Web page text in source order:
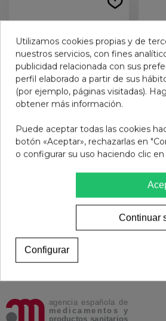
VENORUTON
OXERUTINAS 1 g 30
SOBRES POLVO PARA
SOLUCION ORAL
21,50 €
Utilizamos cookies propias y de
nuestros servicios, con fines
publicidad relacionada con sus
perfil elaborado a partir de sus
(por ejemplo, páginas visitadas).
obtener más información.
Puede aceptar todas las cookies
botón «Aceptar», rechazarlas en
o configurar su uso haciendo clic en
Continuar
Configurar